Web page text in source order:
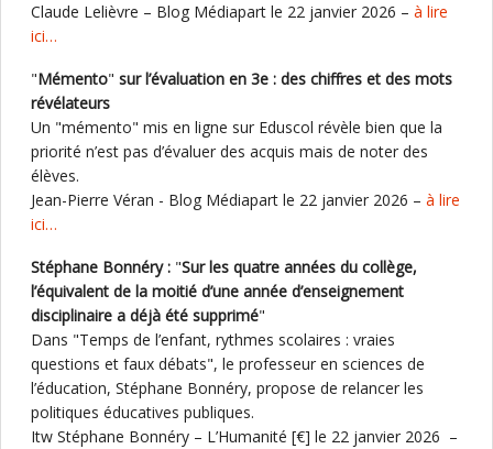
Claude Lelièvre – Blog Médiapart le 22 janvier 2026 – à lire
ici…
"Mémento" sur l’évaluation en 3e : des chiffres et des mots
révélateurs
Un "mémento" mis en ligne sur Eduscol révèle bien que la
priorité n’est pas d’évaluer des acquis mais de noter des
élèves.
Jean-Pierre Véran - Blog Médiapart le 22 janvier 2026 – à lire
ici…
Stéphane Bonnéry : "Sur les quatre années du collège,
l’équivalent de la moitié d’une année d’enseignement
disciplinaire a déjà été supprimé"
Dans "Temps de l’enfant, rythmes scolaires : vraies
questions et faux débats", le professeur en sciences de
l’éducation, Stéphane Bonnéry, propose de relancer les
politiques éducatives publiques.
Itw Stéphane Bonnéry – L’Humanité [€] le 22 janvier 2026 –